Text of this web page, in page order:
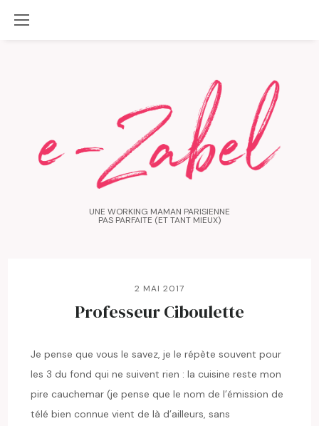
UNE WORKING MAMAN PARISIENNE
PAS PARFAITE (ET TANT MIEUX)
2 MAI 2017
Professeur Ciboulette
Je pense que vous le savez, je le répète souvent pour
les 3 du fond qui ne suivent rien : la cuisine reste mon
pire cauchemar (je pense que le nom de l’émission de
télé bien connue vient de là d’ailleurs, sans